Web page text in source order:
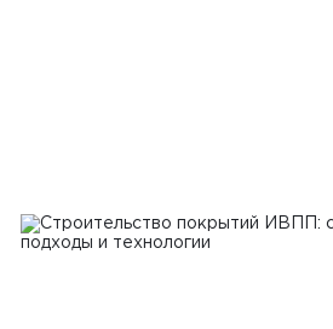
таких как аэродромы и